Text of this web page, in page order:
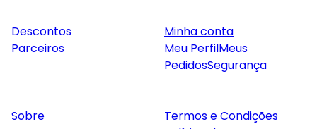
Descontos
Parceiros
Minha conta
Meu PerfilMeus
PedidosSegurança
Sobre
Termos e Condições